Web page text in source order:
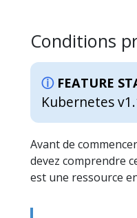
Conditions
FEATURE
Kubernetes
Avant de
devez comprendre
est une ressource